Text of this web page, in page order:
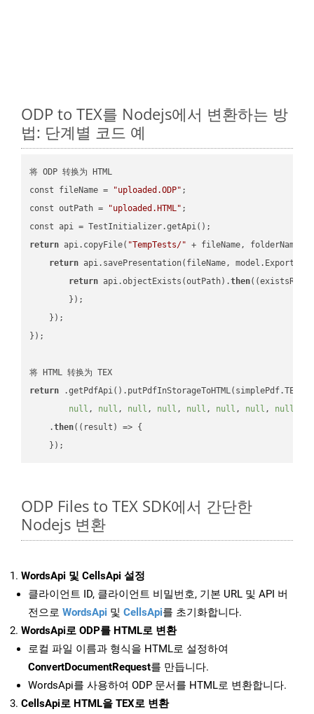
ODP to TEX를 Nodejs에서 변환하는 방
법: 단계별 코드 예
将 ODP 转换为 HTML
const fileName =
"uploaded.ODP" ;
const outPath =
"uploaded.HTML" ;
return api.copyFile( "TempTests/" + fileName, folderName +
return api.savePresentation(fileName,
return api.objectExists(outPath).then(
        });
    });
});
return
null , null , null , null , null , null , null , null
    .
then( (result) => {
ODP Files to TEX SDK에서 간단한
Nodejs 변환
WordsApi 및 CellsApi 설정
클라이언트 ID, 클라이언트 비밀번호, 기본 URL 및 API 버
전으로 WordsApi 및 CellsApi를 초기화합니다.
WordsApi로 ODP를 HTML로 변환
로컬 파일 이름과 형식을 HTML로 설정하여
ConvertDocumentRequest를 만듭니다.
WordsApi를 사용하여 ODP 문서를 HTML로 변환합니다.
CellsApi로 HTML을 TEX로 변환